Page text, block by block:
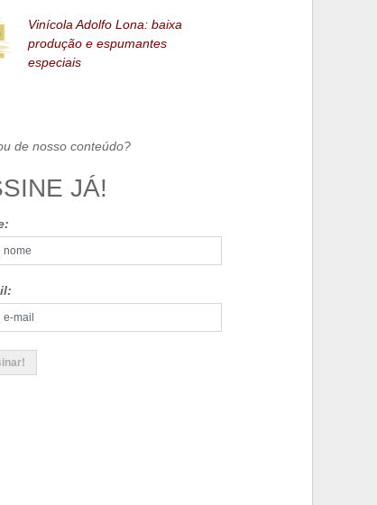
Vinícola Adolfo Lona: baixa
produção e espumantes
especiais
de nosso conteúdo?
JÁ!